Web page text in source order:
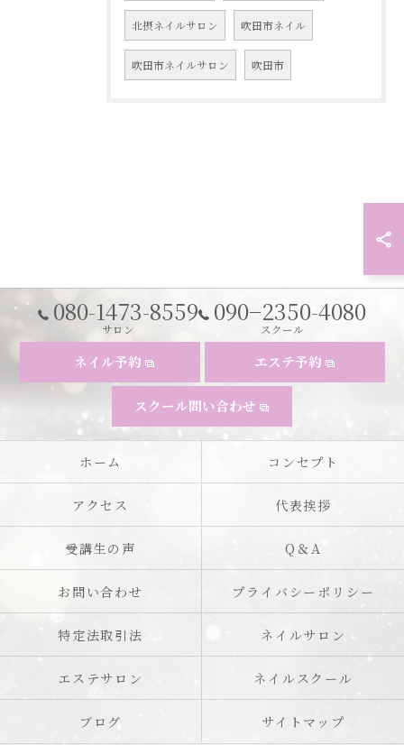
北摂ネイルサロン 吹田市ネイル
吹田市ネイルサロン 吹田市
080-1473-8559
サロン
090−2350-4080
スクール
ネイル予約
スクール問い合わせ
エステ予約
ホーム コンセプト
アクセス 代表挨拶
受講生の声 Q＆A
お問い合わせ プライバシーポリシー
特定法取引法 ネイルサロン
エステサロン ネイルスクール
ブログ サイトマップ